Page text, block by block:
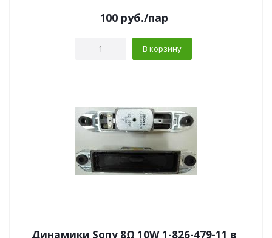
100 руб./пар
В корзину
Динамики Sony 8Ω 10W 1-826-479-11 в